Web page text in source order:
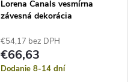
Lorena Canals vesmírna
závesná dekorácia
€54,17 bez DPH
€66,63
Dodanie 8-14 dní